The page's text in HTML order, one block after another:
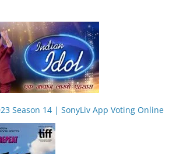
Season 14 | SonyLiv App Voting Online